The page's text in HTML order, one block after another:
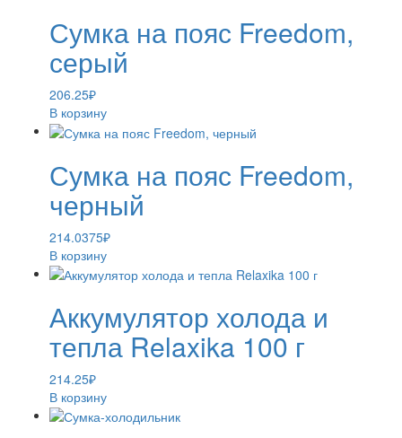
Сумка на пояс Freedom,
серый
206.25₽
В корзину
Сумка на пояс Freedom,
черный
214.0375₽
В корзину
Аккумулятор холода и
тепла Relaxika 100 г
214.25₽
В корзину